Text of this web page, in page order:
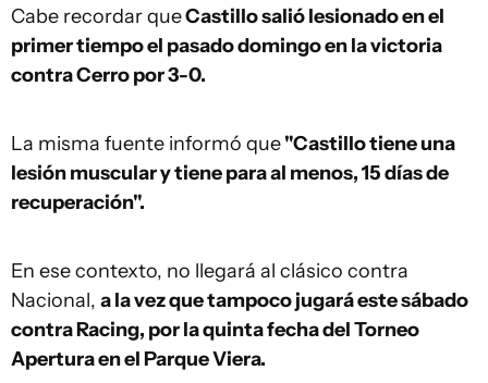
Cabe recordar queCastillo salió lesionado en el
primer tiempo el pasado domingo en la victoria
contra Cerro por 3-0.
La misma fuente informó que"Castillo tiene una
lesión muscular y tiene para al menos, 15 días de
recuperación".
En ese contexto, no llegará al clásico contra
Nacional, a la vez que tampoco jugará este sábado
contra Racing, por la quinta fecha del Torneo
Apertura en el Parque Viera.